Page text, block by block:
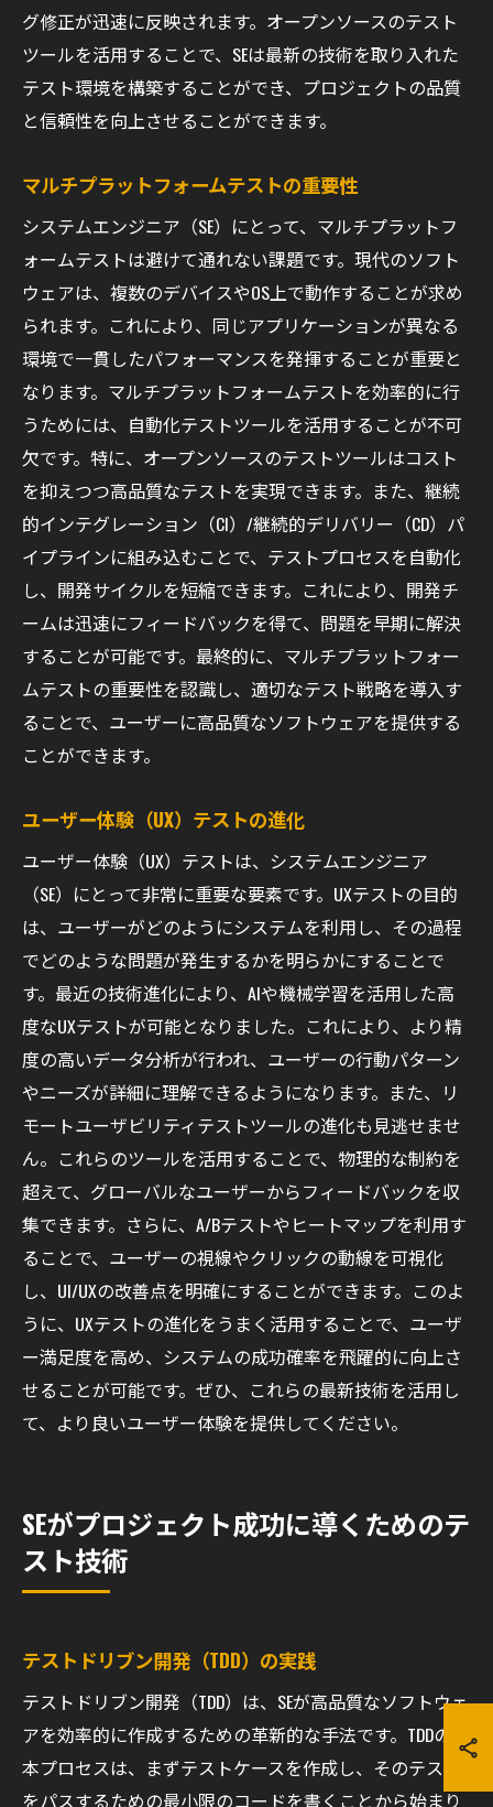
グ修正が迅速に反映されます。オープンソースのテスト
ツールを活用することで、SEは最新の技術を取り入れた
テスト環境を構築することができ、プロジェクトの品質
と信頼性を向上させることができます。
マルチプラットフォームテストの重要性
システムエンジニア（SE）にとって、マルチプラットフ
ォームテストは避けて通れない課題です。現代のソフト
ウェアは、複数のデバイスやOS上で動作することが求め
られます。これにより、同じアプリケーションが異なる
環境で一貫したパフォーマンスを発揮することが重要と
なります。マルチプラットフォームテストを効率的に行
うためには、自動化テストツールを活用することが不可
欠です。特に、オープンソースのテストツールはコスト
を抑えつつ高品質なテストを実現できます。また、継続
的インテグレーション（CI）/継続的デリバリー（CD）パ
イプラインに組み込むことで、テストプロセスを自動化
し、開発サイクルを短縮できます。これにより、開発チ
ームは迅速にフィードバックを得て、問題を早期に解決
することが可能です。最終的に、マルチプラットフォー
ムテストの重要性を認識し、適切なテスト戦略を導入す
ることで、ユーザーに高品質なソフトウェアを提供する
ことができます。
ユーザー体験（UX）テストの進化
ユーザー体験（UX）テストは、システムエンジニア
（SE）にとって非常に重要な要素です。UXテストの目的
は、ユーザーがどのようにシステムを利用し、その過程
でどのような問題が発生するかを明らかにすることで
す。最近の技術進化により、AIや機械学習を活用した高
度なUXテストが可能となりました。これにより、より精
度の高いデータ分析が行われ、ユーザーの行動パターン
やニーズが詳細に理解できるようになります。また、リ
モートユーザビリティテストツールの進化も見逃せませ
ん。これらのツールを活用することで、物理的な制約を
超えて、グローバルなユーザーからフィードバックを収
集できます。さらに、A/Bテストやヒートマップを利用す
ることで、ユーザーの視線やクリックの動線を可視化
し、UI/UXの改善点を明確にすることができます。このよ
うに、UXテストの進化をうまく活用することで、ユーザ
ー満足度を高め、システムの成功確率を飛躍的に向上さ
せることが可能です。ぜひ、これらの最新技術を活用し
て、より良いユーザー体験を提供してください。
SEがプロジェクト成功に導くためのテ
スト技術
テストドリブン開発（TDD）の実践
テストドリブン開発（TDD）は、SEが高品質なソフトウェ
アを効率的に作成するための革新的な手法です。TDDの基
本プロセスは、まずテストケースを作成し、そのテスト
をパスするための最小限のコードを書くことから始まり